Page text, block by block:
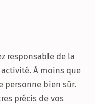
responsable de la
À moins que
personne bien sûr.
précis de vos